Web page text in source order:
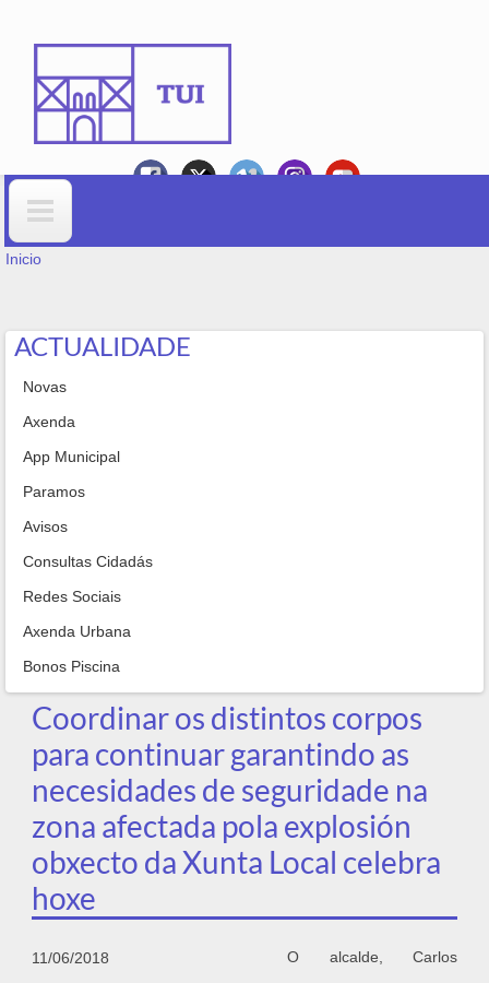
Formulario de busca
VOSTEDE ESTÁ AQUÍ
Inicio
ACTUALIDADE
Novas
Axenda
App Municipal
Paramos
Avisos
Consultas Cidadás
Redes Sociais
Axenda Urbana
Bonos Piscina
Coordinar os distintos corpos
para continuar garantindo as
necesidades de seguridade na
zona afectada pola explosión
obxecto da Xunta Local celebra
hoxe
11/06/2018 O alcalde, Carlos